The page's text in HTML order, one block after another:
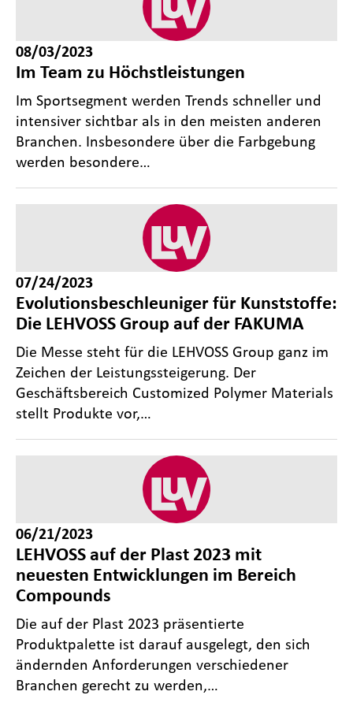
08/03/2023
Im Team zu Höchstleistungen
Im Sportsegment werden Trends schneller und
intensiver sichtbar als in den meisten anderen
Branchen. Insbesondere über die Farbgebung
werden besondere…
07/24/2023
Evolutionsbeschleuniger für Kunststoffe:
Die LEHVOSS Group auf der FAKUMA
Die Messe steht für die LEHVOSS Group ganz im
Zeichen der Leistungssteigerung. Der
Geschäftsbereich Customized Polymer Materials
stellt Produkte vor,…
06/21/2023
LEHVOSS auf der Plast 2023 mit
neuesten Entwicklungen im Bereich
Compounds
Die auf der Plast 2023 präsentierte
Produktpalette ist darauf ausgelegt, den sich
ändernden Anforderungen verschiedener
Branchen gerecht zu werden,…